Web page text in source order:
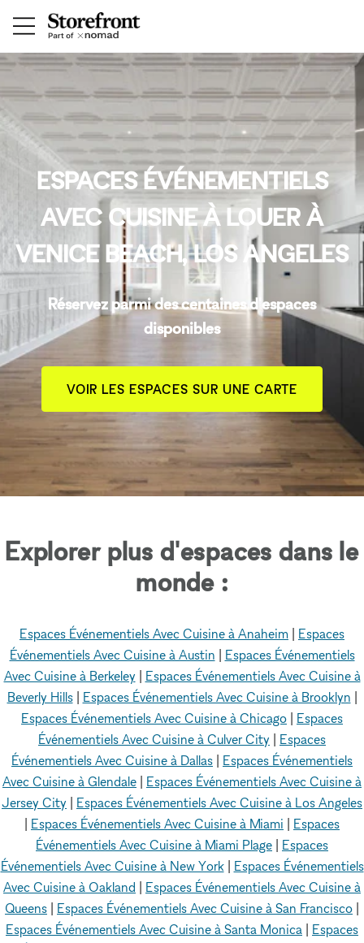
ESPACES ÉVÉNEMENTIELS
AVEC CUISINE À LOUER À
VENICE BEACH, LOS ANGELES
Réservez parmi des centaines d'espaces
disponibles
VOIR LES ESPACES SUR UNE CARTE
Explorer plus d'espaces dans le
monde :
Espaces Événementiels Avec Cuisine à Anaheim
Espaces
Événementiels Avec Cuisine à Austin
Espaces Événementiels
Avec Cuisine à Berkeley
Espaces Événementiels Avec Cuisine à
Beverly Hills| Espaces Événementiels Avec Cuisine à Brooklyn
Espaces Événementiels Avec Cuisine à Chicago
Espaces
Événementiels Avec Cuisine à Culver City
Espaces
Événementiels Avec Cuisine à Dallas
Espaces Événementiels
Avec Cuisine à Glendale
Espaces Événementiels Avec Cuisine à
Jersey City
Espaces Événementiels Avec Cuisine à Los Angeles
Espaces Événementiels Avec Cuisine à Miami
Espaces
Événementiels Avec Cuisine à Miami Plage
Espaces
Événementiels Avec Cuisine à New York| Espaces Événementiels
Avec Cuisine à Oakland
Espaces Événementiels Avec Cuisine à
Queens
Espaces Événementiels Avec Cuisine à San Francisco
Espaces Événementiels Avec Cuisine à Santa Monica
Espaces